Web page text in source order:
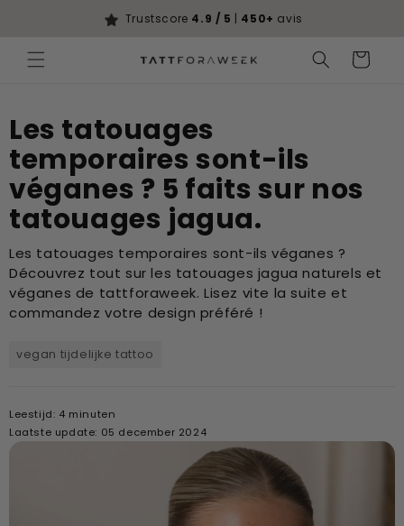
Trustscore 4.9 / 5 | 450+ avis
Panier
Les tatouages
temporaires sont-ils
véganes ? 5 faits sur nos
tatouages jagua.
Les tatouages temporaires sont-ils véganes ?
Découvrez tout sur les tatouages jagua naturels et
véganes de tattforaweek. Lisez vite la suite et
commandez votre design préféré !
vegan tijdelijke tattoo
Leestijd: 4 minuten
Laatste update: 05 december 2024